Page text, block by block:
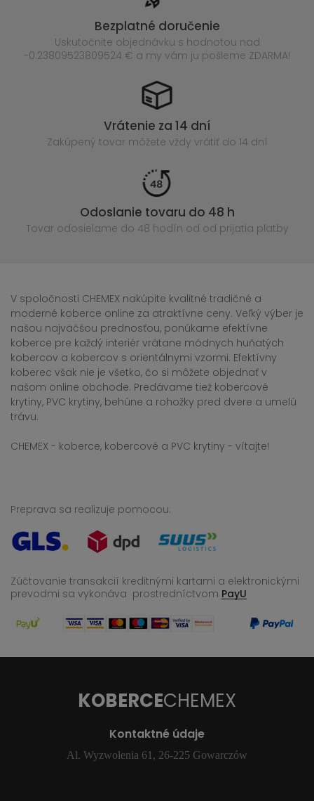
Bezplatné doručenie
Uskutočnite objednávku s hodnotou nad
-0.23809523809524 € a my vám ju pošleme ZDARMA!
Vrátenie za 14 dní
Zakúpený tovar môžete vždy vrátiť do 14 dní
Odoslanie tovaru do 48 h
Tovar odosielame do 48 hodín od od prijatia platby
V spoločnosti CHEMEX nakúpite kvalitné tradičné a
moderné koberce online za atraktívne ceny. Veľký výber je
našou najväčšou prednosťou, ponúkame efektívne
koberce pre každý interiér vrátane módnych huňatých
kobercov a kobercov s orientálnymi vzormi. Efektívny
koberec však nie je všetko, čo si môžete objednať v
našom online obchode. Predávame tiež kobercové
krytiny, PVC krytiny, behúne a rohožky pred dvere a umelú
trávu.
CHEMEX - koberce, kobercové a PVC krytiny - vítajte!
Preprava sa realizuje pomocou:
Zúčtovanie transakcií kreditnými kartami a elektronickými
prevodmi sa vykonáva prostredníctvom PayU
KOBERCECHEMEX
Kontaktné údaje
Al. Wyzwolenia 61, 26-225 Gowarczów